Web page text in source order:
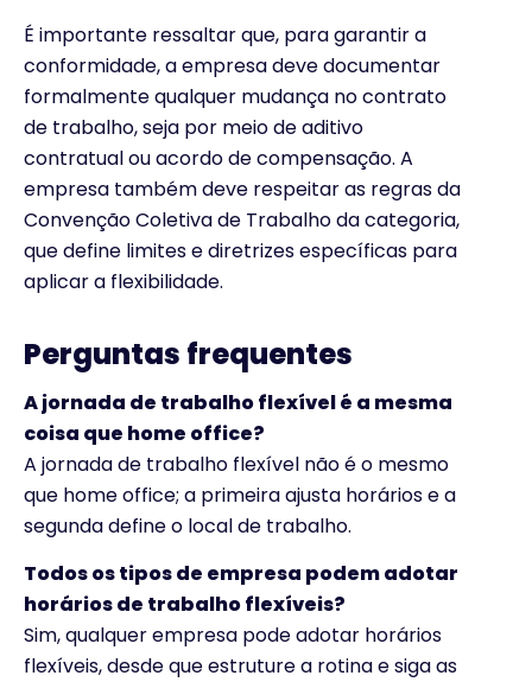
É importante ressaltar que, para garantir a
conformidade, a empresa deve documentar
formalmente qualquer mudança no contrato
de trabalho, seja por meio de aditivo
contratual ou acordo de compensação. A
empresa também deve respeitar as regras da
Convenção Coletiva de Trabalho da categoria,
que define limites e diretrizes específicas para
aplicar a flexibilidade.
Perguntas frequentes
A jornada de trabalho flexível é a mesma
coisa que home office?
A jornada de trabalho flexível não é o mesmo
que home office; a primeira ajusta horários e a
segunda define o local de trabalho.
Todos os tipos de empresa podem adotar
horários de trabalho flexíveis?
Sim, qualquer empresa pode adotar horários
flexíveis, desde que estruture a rotina e siga as